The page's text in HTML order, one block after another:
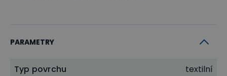
PARAMETRY
Typ povrchu
textilní